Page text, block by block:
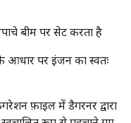
बीम पर सेट करता है
आधार पर इंजन का स्वतः
फ़ाइल में डैगरनर द्वारा